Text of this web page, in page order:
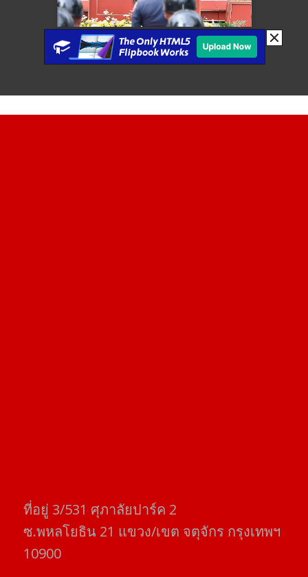
ที่อยู่​ 3/531​ ศุภาลัยปาร์ค​ 2
ซ.พหลโยธิน​ 21​ แขวง/เขต​ จตุจักร​ กรุงเทพฯ
10900